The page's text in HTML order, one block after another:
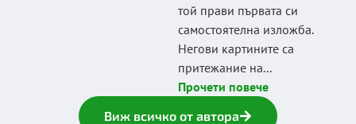
той прави първата си
самостоятелна изложба.
Негови картините са
притежание на...
Прочети повече
Виж всичко от автора